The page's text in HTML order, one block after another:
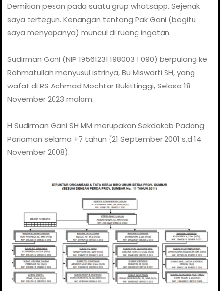
Demikian pesan pada suatu grup whatsapp. Sejenak
saya tertegun. Kenangan tentang Pak Gani (begitu
saya menyapanya) muncul di ruang ingatan.
Sudirman Gani (NIP 19561231 198003 1 090) berpulang ke
Rahmatullah menyusul istrinya, Bu Miswarti SH, yang
wafat di RS Achmad Mochtar Bukittinggi, Selasa 18
November 2023 malam.
H Sudirman Gani SH MM merupakan Sekdakab Padang
Pariaman selama +7 tahun (21 September 2001 s.d 14
November 2008).